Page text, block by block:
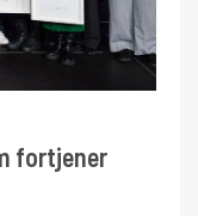
fortjener